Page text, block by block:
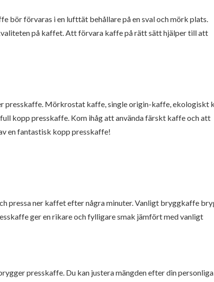
bör förvaras i en lufttät behållare på en sval och mörk plats.
på kaffet. Att förvara kaffe på rätt sätt hjälper till att
presskaffe. Mörkrostat kaffe, single origin-kaffe, ekologiskt
kopp presskaffe. Kom ihåg att använda färskt kaffe och att
en fantastisk kopp presskaffe!
pressa ner kaffet efter några minuter. Vanligt bryggkaffe
ger en rikare och fylligare smak jämfört med vanligt
presskaffe. Du kan justera mängden efter din personliga